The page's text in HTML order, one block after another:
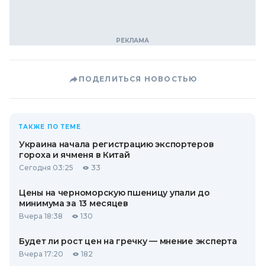
ПОДЕЛИТЬСЯ НОВОСТЬЮ
ТАКЖЕ ПО ТЕМЕ
Украина начала регистрацию экспортеров
гороха и ячменя в Китай
Сегодня 03:25 33
Цены на черноморскую пшеницу упали до
минимума за 13 месяцев
Вчера 18:38 130
Будет ли рост цен на гречку — мнение эксперта
Вчера 17:20 182